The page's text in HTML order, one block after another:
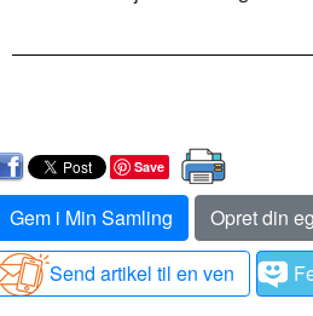
Save
Gem i Min Samling
Opret din
Send artikel til en ven